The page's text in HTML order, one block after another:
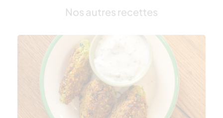
Nos autres recettes